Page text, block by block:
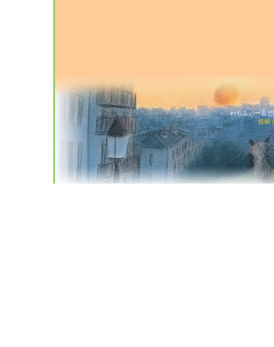
わちふぃーる
投稿